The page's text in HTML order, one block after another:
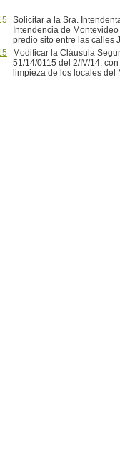
Solicitar a la Sra.
Intendencia de
predio sito entre las calles
Modificar la Cláusula
51/14/0115 del 2/IV/14,
limpieza de los locales del